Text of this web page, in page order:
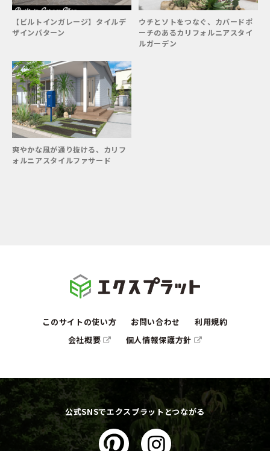
【ビルトインガレージ】タイルデ
ザインパターン
ウチとソトをつなぐ、カバードポ
ーチのあるカリフォルニアスタイ
ルガーデン
爽やかな風が通り抜ける、カリフ
ォルニアスタイルファサード
このサイトの使い方 お問い合わせ
利用規約
会社概要
個人情報保護方針
公式SNSでエクスプラットとつながる